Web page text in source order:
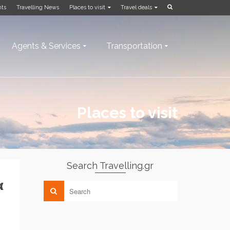
Travelling News Places to visit Travel deals
Agents & Services Transportation
Places to visit
Search Travelling.gr